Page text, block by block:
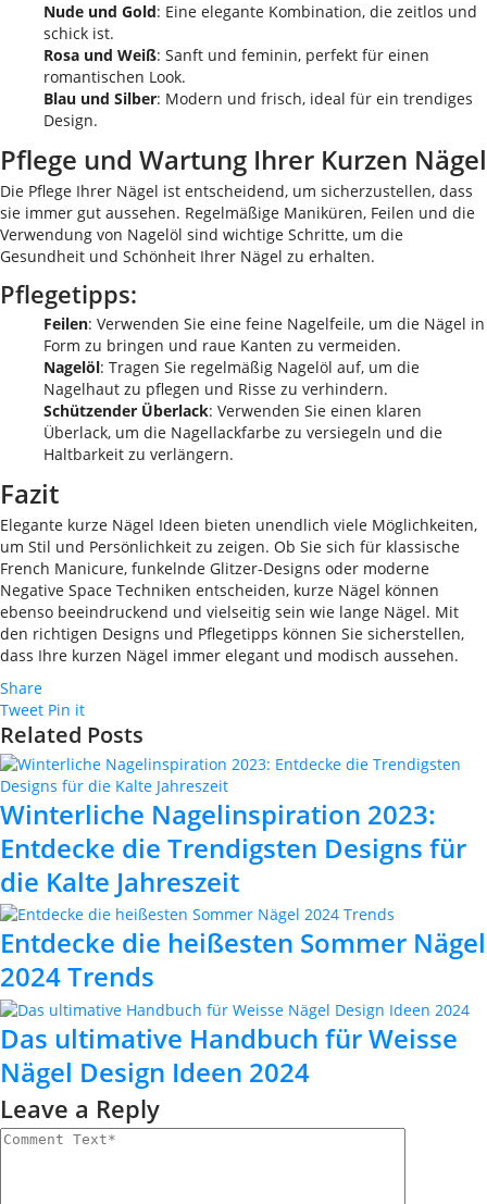
Nude und Gold: Eine elegante Kombination, die zeitlos und
schick ist.
Rosa und Weiß: Sanft und feminin, perfekt für einen
romantischen Look.
Blau und Silber: Modern und frisch, ideal für ein trendiges
Design.
Pflege und Wartung Ihrer Kurzen Nägel
Die Pflege Ihrer Nägel ist entscheidend, um sicherzustellen, dass
sie immer gut aussehen. Regelmäßige Maniküren, Feilen und die
Verwendung von Nagelöl sind wichtige Schritte, um die
Gesundheit und Schönheit Ihrer Nägel zu erhalten.
Pflegetipps:
Feilen: Verwenden Sie eine feine Nagelfeile, um die Nägel in
Form zu bringen und raue Kanten zu vermeiden.
Nagelöl: Tragen Sie regelmäßig Nagelöl auf, um die
Nagelhaut zu pflegen und Risse zu verhindern.
Schützender Überlack: Verwenden Sie einen klaren
Überlack, um die Nagellackfarbe zu versiegeln und die
Haltbarkeit zu verlängern.
Fazit
Elegante kurze Nägel Ideen bieten unendlich viele Möglichkeiten,
um Stil und Persönlichkeit zu zeigen. Ob Sie sich für klassische
French Manicure, funkelnde Glitzer-Designs oder moderne
Negative Space Techniken entscheiden, kurze Nägel können
ebenso beeindruckend und vielseitig sein wie lange Nägel. Mit
den richtigen Designs und Pflegetipps können Sie sicherstellen,
dass Ihre kurzen Nägel immer elegant und modisch aussehen.
Share
Tweet Pin it
Related Posts
Winterliche Nagelinspiration 2023:
Entdecke die Trendigsten Designs für
die Kalte Jahreszeit
Entdecke die heißesten Sommer Nägel
2024 Trends
Das ultimative Handbuch für Weisse
Nägel Design Ideen 2024
Leave a Reply